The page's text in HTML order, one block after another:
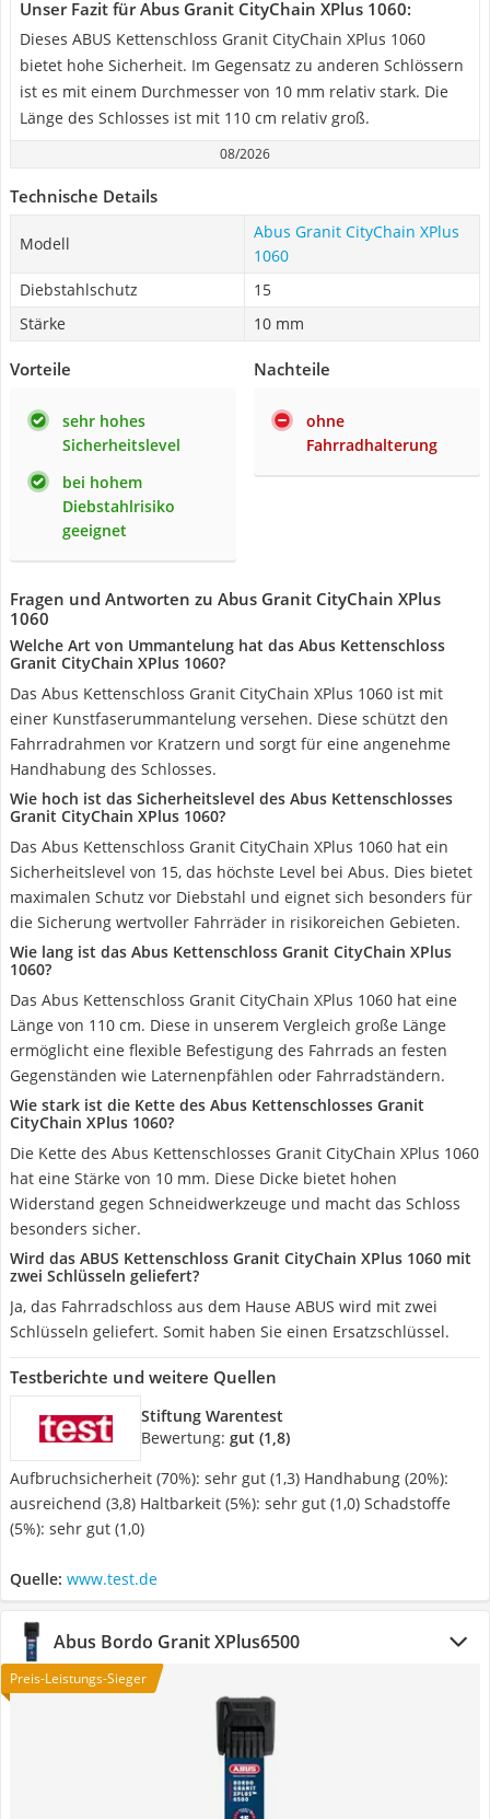
Unser Fazit für Abus Granit CityChain XPlus 1060:
Dieses ABUS Kettenschloss Granit CityChain XPlus 1060
bietet hohe Sicherheit. Im Gegensatz zu anderen Schlössern
ist es mit einem Durchmesser von 10 mm relativ stark. Die
Länge des Schlosses ist mit 110 cm relativ groß.
08/2026
Technische Details
Modell
Abus Granit CityChain XPlus
1060
Diebstahlschutz
15
Stärke
10 mm
Vorteile
sehr hohes
Sicherheitslevel
bei hohem
Diebstahlrisiko
geeignet
Nachteile
ohne
Fahrradhalterung
Fragen und Antworten zu Abus Granit CityChain XPlus
1060
Welche Art von Ummantelung hat das Abus Kettenschloss
Granit CityChain XPlus 1060?
Das Abus Kettenschloss Granit CityChain XPlus 1060 ist mit
einer Kunstfaserummantelung versehen. Diese schützt den
Fahrradrahmen vor Kratzern und sorgt für eine angenehme
Handhabung des Schlosses.
Wie hoch ist das Sicherheitslevel des Abus Kettenschlosses
Granit CityChain XPlus 1060?
Das Abus Kettenschloss Granit CityChain XPlus 1060 hat ein
Sicherheitslevel von 15, das höchste Level bei Abus. Dies bietet
maximalen Schutz vor Diebstahl und eignet sich besonders für
die Sicherung wertvoller Fahrräder in risikoreichen Gebieten.
Wie lang ist das Abus Kettenschloss Granit CityChain XPlus
1060?
Das Abus Kettenschloss Granit CityChain XPlus 1060 hat eine
Länge von 110 cm. Diese in unserem Vergleich große Länge
ermöglicht eine flexible Befestigung des Fahrrads an festen
Gegenständen wie Laternenpfählen oder Fahrradständern.
Wie stark ist die Kette des Abus Kettenschlosses Granit
CityChain XPlus 1060?
Die Kette des Abus Kettenschlosses Granit CityChain XPlus 1060
hat eine Stärke von 10 mm. Diese Dicke bietet hohen
Widerstand gegen Schneidwerkzeuge und macht das Schloss
besonders sicher.
Wird das ABUS Kettenschloss Granit CityChain XPlus 1060 mit
zwei Schlüsseln geliefert?
Ja, das Fahrradschloss aus dem Hause ABUS wird mit zwei
Schlüsseln geliefert. Somit haben Sie einen Ersatzschlüssel.
Testberichte und weitere Quellen
Stiftung Warentest
Bewertung: gut (1,8)
Aufbruchsicherheit (70%): sehr gut (1,3) Handhabung (20%):
ausreichend (3,8) Haltbarkeit (5%): sehr gut (1,0) Schadstoffe
(5%): sehr gut (1,0)
Quelle: www.test.de
Abus Bordo Granit XPlus6500
Preis-Leistungs-Sieger